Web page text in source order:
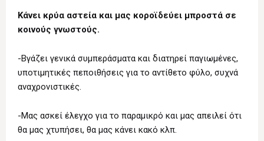
Κάνει κρύα αστεία και μας κοροϊδεύει μπροστά σε
κοινούς γνωστούς.
-Βγάζει γενικά συμπεράσματα και διατηρεί παγιωμένες,
υποτιμητικές πεποιθήσεις για το αντίθετο φύλο, συχνά
αναχρονιστικές.
-Μας ασκεί έλεγχο για το παραμικρό και μας απειλεί ότι
θα μας χτυπήσει, θα μας κάνει κακό κλπ.